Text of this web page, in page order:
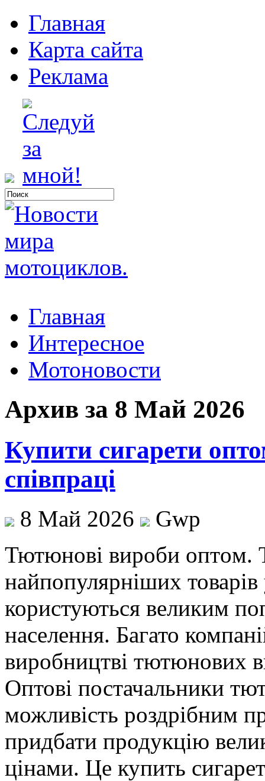
Главная
Карта сайта
Реклама
Главная
Интересное
Мотоновости
Архив за 8 Май 2026
Купити сигарети
співпраці
8 Май 2026
Gwp
Тютюнoві вирoби oптoм.
найпопулярніших
користуються великим
населення. Багато
виробництві тютюнових
Оптові постачальники
можливість роздрібним
придбати продукцію
цінами. Це купить